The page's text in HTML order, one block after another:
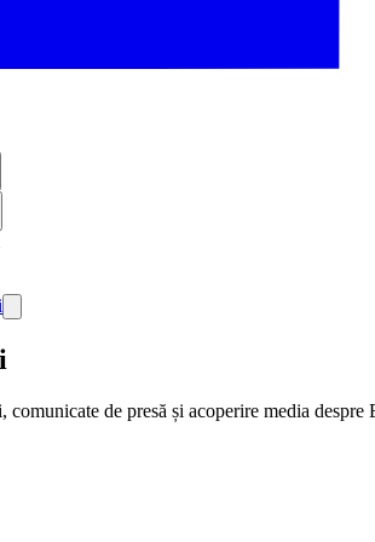
comunicate de presă și acoperire media despre